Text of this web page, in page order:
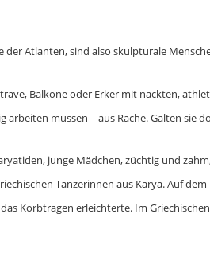
der Atlanten, sind also skulpturale
Balkone oder Erker mit nackten,
arbeiten müssen – aus Rache. Galten sie
junge Mädchen, züchtig und
Tänzerinnen aus Karyä. Auf
Korbtragen erleichterte. Im